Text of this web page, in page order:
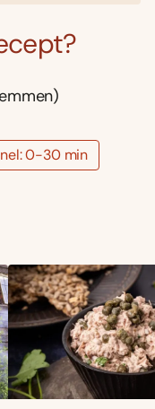
0-30 min